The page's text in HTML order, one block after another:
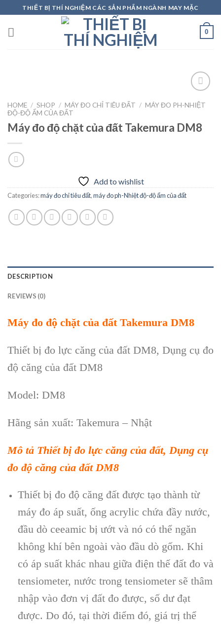
to
content
THIẾT BỊ THÍ NGHIỆM CÁC SẢN PHẨM NGÀNH MAY MẶC
0
wishlist
HOME / SHOP / MÁY ĐO CHỈ TIÊU ĐẤT / MÁY ĐO PH-NHIỆT
ĐỘ-ĐỘ ẨM CỦA ĐẤT
Máy đo độ chặt của đất Takemura DM8
Add to wishlist
Categories:máy đo chỉ tiêu đất,máy đo ph-Nhiệt độ-độ ẩm của đất
DESCRIPTION
REVIEWS (0)
Máy đo độ chặt của đất Takemura DM8
Thiết bị đo lực căng của đất DM8, Dụng cụ đo
độ căng của đất DM8
Model: DM8
Hãng sản xuất: Takemura – Nhật
Mô tả Thiết bị đo lực căng của đất, Dụng cụ
đo độ căng của đất DM8
Thiết bị đo độ căng đất được tạo thành từ
máy đo áp suất, ống acrylic chứa đầy nước,
đầu dò ceeamic bị ướt và nó có thể ngăn
không khí bên ngoài vào đầu dò gốm. Khi
có áp suất khác nhau giữa điện thế đất đo và
tensiometer, nước trong tensiometer sẽ thâm
nhập vào đơn vị đất đo được, số dư đạt
được. Do đó, tại thời điểm đó, giá trị thể